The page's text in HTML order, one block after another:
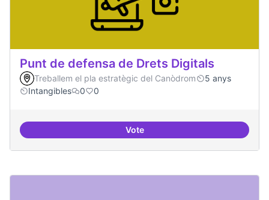
Punt de defensa de Drets Digitals
Treballem el pla estratègic del Canòdrom
5 anys
Intangibles
0 0
VotePunt de defensa de Drets Digitals